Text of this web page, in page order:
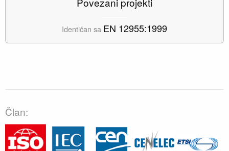
Identičan sa EN 12955:1999
Član: